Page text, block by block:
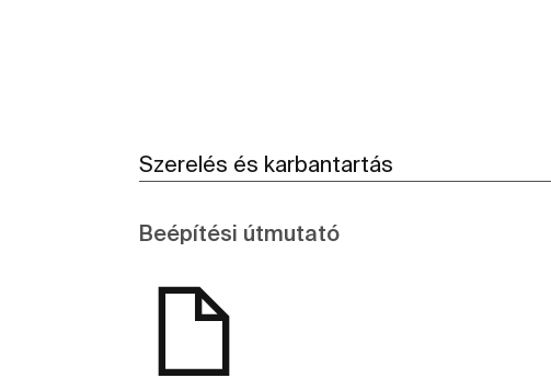
Szerelés és karbantartás
Beépítési útmutató